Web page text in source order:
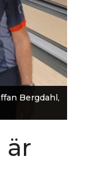
är
Bergdahl,